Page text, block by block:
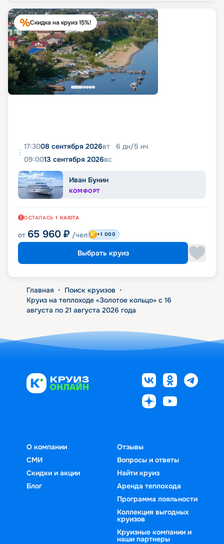
Скидка на круиз 15%!
17:3008 сентября 2026вт 6 дн/5 нч
09:0013 сентября 2026вс
Иван Бунин
КОМФОРТ
ОСТАЛАСЬ 1 КАЮТА
от 65 960 ₽ /чел +1 000
Выбрать круиз
Главная • Поиск круизов •
Круиз на теплоходе «Золотое кольцо» с 16
августа по 21 августа 2026 года
О компании
СМИ
Скидки и акции
Блог
Отзывы
Вопросы и ответы
Найти круиз
Аренда теплохода
Программа лояльности
Коллекция выгодных
круизов
Круизные компании и
наши партнеры